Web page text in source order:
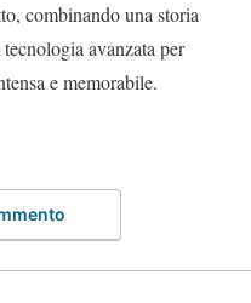
combinando una storia
avanzata per
e memorabile.